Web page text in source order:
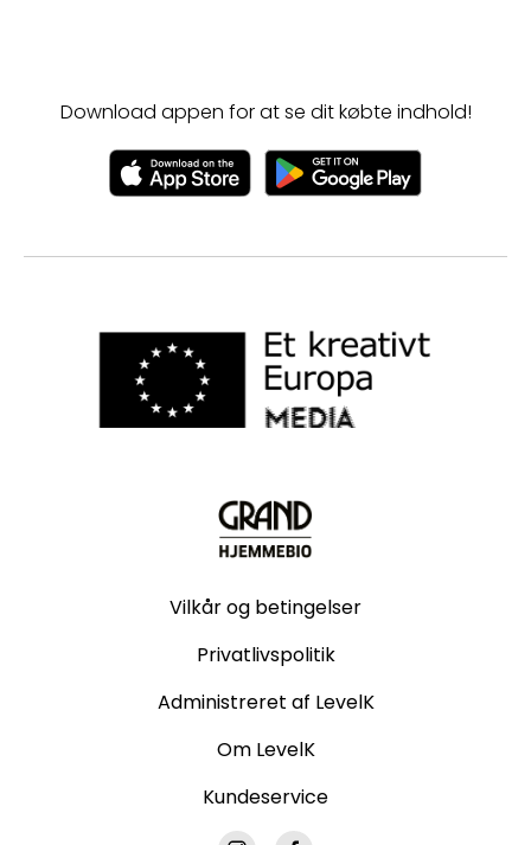
Download appen for at se dit købte indhold!
Vilkår og betingelser
Privatlivspolitik
Administreret af LevelK
Om LevelK
Kundeservice